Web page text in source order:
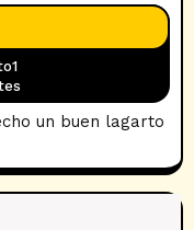
un buen lagarto